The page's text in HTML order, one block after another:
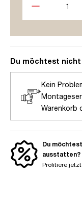
Du möchtest
Kein
Warenkorb
Du
ausstatten?
Profitiere